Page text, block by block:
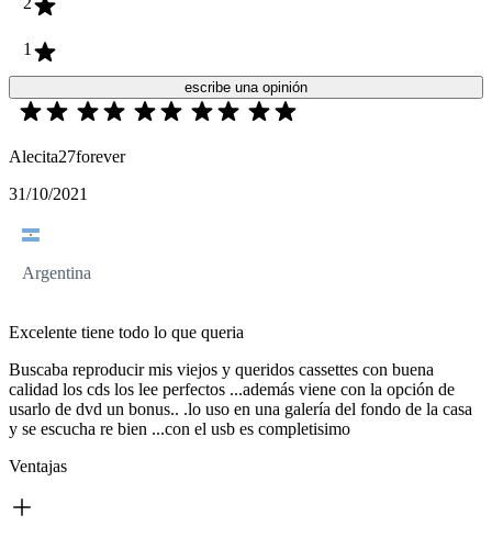
1
escribe una opinión
Alecita27forever
31/10/2021
Argentina
Excelente tiene todo lo que queria
Buscaba reproducir mis viejos y queridos cassettes con buena
calidad los cds los lee perfectos ...además viene con la opción de
usarlo de dvd un bonus.. .lo uso en una galería del fondo de la casa
y se escucha re bien ...con el usb es completisimo
Ventajas